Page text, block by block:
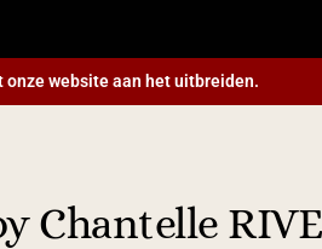
onze website aan het uitbreiden.
Chantelle